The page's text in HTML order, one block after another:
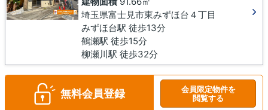
埼玉県富士見市東みずほ台４丁目
みずほ台駅 徒歩13分
鶴瀬駅 徒歩15分
柳瀬川駅 徒歩32分
無料会員登録
会員限定物件を
閲覧する